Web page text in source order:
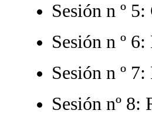
Sesión n º
Sesión n º
Sesión n º
Sesión nº 8: